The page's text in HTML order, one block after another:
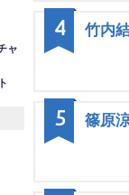
竹内
4
篠原
5
ャ